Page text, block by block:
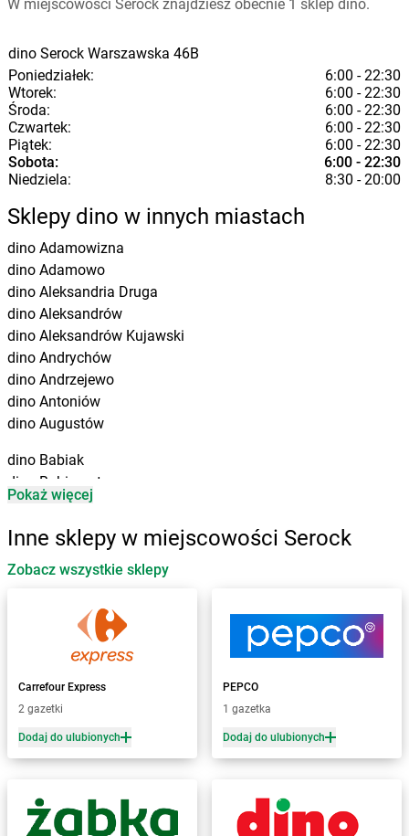
W miejscowości Serock znajdziesz obecnie 1 sklep dino.
dino Serock Warszawska 46B
Poniedziałek:
6:00 - 22:30
Wtorek:
6:00 - 22:30
Środa:
6:00 - 22:30
Czwartek:
6:00 - 22:30
Piątek:
6:00 - 22:30
Sobota:
6:00 - 22:30
Niedziela:
8:30 - 20:00
Sklepy dino w innych miastach
dino Adamowizna
dino Adamowo
dino Aleksandria Druga
dino Aleksandrów
dino Aleksandrów Kujawski
dino Andrychów
dino Andrzejewo
dino Antoniów
dino Augustów
dino Babiak
dino
Babimost
dino Baborów
dino
Baboszewo
dino Baćkowice
dino Baczyna
Bądkowo Kościelne
Bąków
Banie
dino
Baranów
dino
Baranowo
dino Barczewo
dino Barkowo
dino Bartniczka
Pokaż więcej
Inne sklepy w miejscowości Serock
Zobacz wszystkie sklepy
Carrefour Express
2 gazetki
Dodaj do ulubionych
PEPCO
1 gazetka
Dodaj do ulubionych